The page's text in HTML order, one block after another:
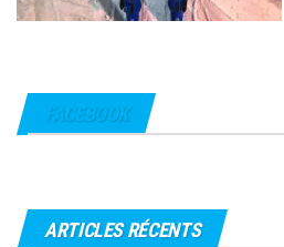
FACEBOOK
ARTICLES RÉCENTS